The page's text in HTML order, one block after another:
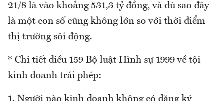
21/8 là vào khoảng 531,3 tỷ đồng, và dù sao đây
là một con số cũng không lớn so với thời điểm
thị trường sôi động.
* Chi tiết điều 159 Bộ luật Hình sự 1999 về tội
kinh doanh trái phép:
1. Người nào kinh doanh không có đăng ký